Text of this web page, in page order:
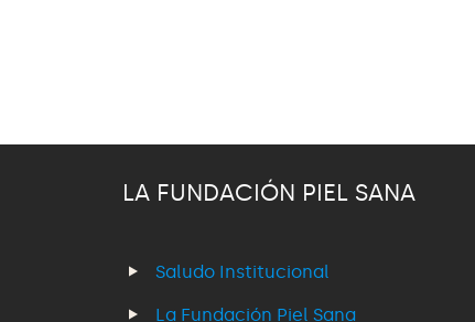
LA FUNDACIÓN PIEL SANA
Saludo Institucional
La Fundación Piel Sana